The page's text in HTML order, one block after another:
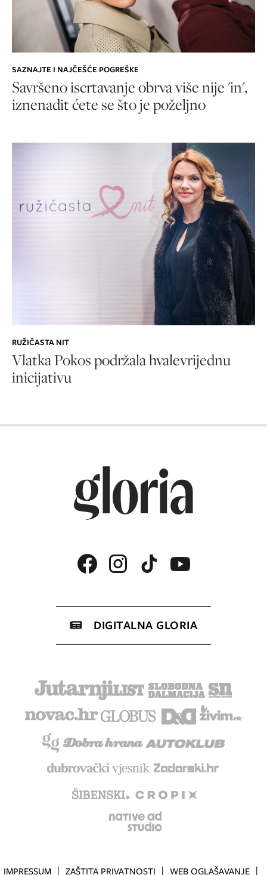
SAZNAJTE I NAJČEŠĆE POGREŠKE
Savršeno iscrtavanje obrva više nije 'in',
iznenadit ćete se što je poželjno
RUŽIČASTA NIT
Vlatka Pokos podržala hvalevrijednu
inicijativu
DIGITALNA GLORIA
IMPRESSUM ZAŠTITA PRIVATNOSTI WEB OGLAŠAVANJE